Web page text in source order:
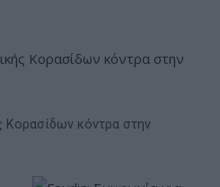
Κορασίδων κόντρα στην